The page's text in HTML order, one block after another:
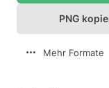
PNG
Mehr Formate